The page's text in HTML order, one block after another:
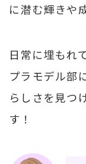
に潜む輝きや
日常に埋もれ
プラモデル部
らしさを見つ
す！